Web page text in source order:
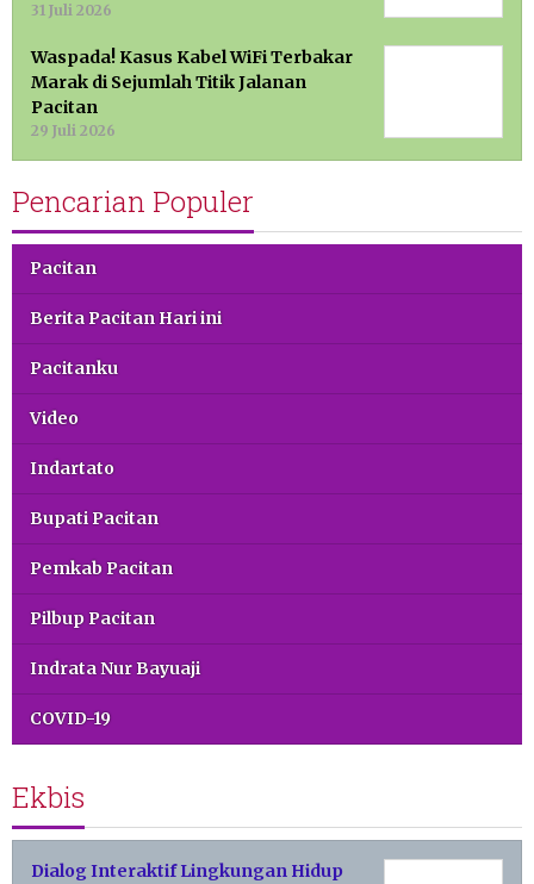
31 Juli 2026
Waspada! Kasus Kabel WiFi Terbakar
Marak di Sejumlah Titik Jalanan
Pacitan
29 Juli 2026
Pencarian Populer
Pacitan
Berita Pacitan Hari ini
Pacitanku
Video
Indartato
Bupati Pacitan
Pemkab Pacitan
Pilbup Pacitan
Indrata Nur Bayuaji
COVID-19
Ekbis
Dialog Interaktif Lingkungan Hidup